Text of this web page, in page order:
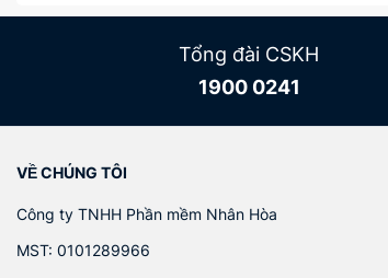
Tổng đài CSKH
1900 0241
VỀ CHÚNG TÔI
Công ty TNHH Phần mềm Nhân Hòa
MST: 0101289966